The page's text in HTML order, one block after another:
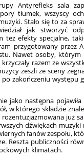
Antyrefleks sala
tłumek, wszyscy
Stało się to za
jak stworzyć
też efekty specjalne,
przygotowany przez
Nawet osoby, którym
razem ze
zeszli ze sceny
po zakończeniu występu
jako następna
w którego składzie
rozentuzjazmowana już
dźwiękach muzyki
fanów zespołu,
Reszta publiczności
klimatach.